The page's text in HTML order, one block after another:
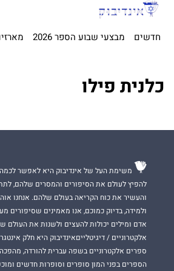
חדשים מבצעי שבוע הספר 2026
כלנית פילו
משימת העל של אינדיבוק היא לאפשר
להפיץ לעולם את הסיפורים והמסרים שלהם,
והעשיר את כוח הקריאה בעולם שלהם. אנחנו
ולמידה, בדיוק כמוכם, אנו מאמינים שסיפורים
אדם ומילים יכולות להעצים ולשנות את העולם
אלקטרוניים / דיגיטלייםאינדיבוק היא חלק
ספרים אלקטרוניים בשפה עברית להורדה,
הספרים בפני המון סופרים וסופרות חדשים